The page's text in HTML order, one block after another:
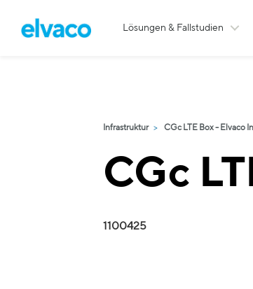
Lösungen & Fallstudien
Infrastruktur CGc LTE Box - Elvaco
CGc
1100425